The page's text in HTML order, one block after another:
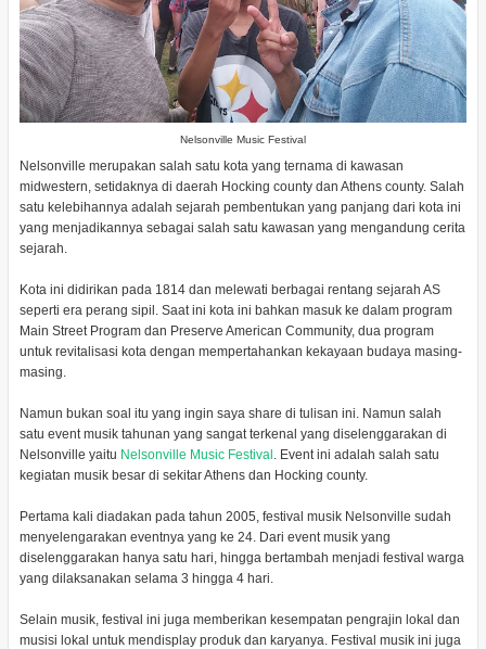
Nelsonville Music Festival
Nelsonville merupakan salah satu kota yang ternama di kawasan
midwestern, setidaknya di daerah Hocking county dan Athens county. Salah
satu kelebihannya adalah sejarah pembentukan yang panjang dari kota ini
yang menjadikannya sebagai salah satu kawasan yang mengandung cerita
sejarah.
Kota ini didirikan pada 1814 dan melewati berbagai rentang sejarah AS
seperti era perang sipil. Saat ini kota ini bahkan masuk ke dalam program
Main Street Program dan Preserve American Community, dua program
untuk revitalisasi kota dengan mempertahankan kekayaan budaya masing-
masing.
Namun bukan soal itu yang ingin saya share di tulisan ini. Namun salah
satu event musik tahunan yang sangat terkenal yang diselenggarakan di
Nelsonville yaitu Nelsonville Music Festival . Event ini adalah salah satu
kegiatan musik besar di sekitar Athens dan Hocking county.
Pertama kali diadakan pada tahun 2005, festival musik Nelsonville sudah
menyelengarakan eventnya yang ke 24. Dari event musik yang
diselenggarakan hanya satu hari, hingga bertambah menjadi festival warga
yang dilaksanakan selama 3 hingga 4 hari.
Selain musik, festival ini juga memberikan kesempatan pengrajin lokal dan
musisi lokal untuk mendisplay produk dan karyanya. Festival musik ini juga